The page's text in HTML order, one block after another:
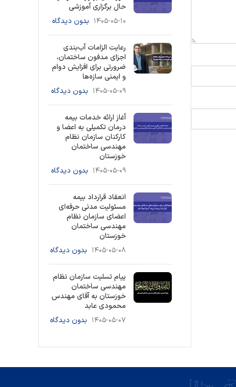
حال برگزاری آموزشی
۱۴۰۵-۰۵-۱۰ بدون دیدگاه
رعایت الزامات آب‌بندی
اجزای مدفون ساختمان،
ضرورتی برای افزایش دوام
و ایمنی سازه‌ها
۱۴۰۵-۰۵-۰۹ بدون دیدگاه
آغاز ارائه خدمات بیمه
درمان تکمیلی به اعضا و
کارکنان سازمان نظام
مهندسی ساختمان
خوزستان
۱۴۰۵-۰۵-۰۹ بدون دیدگاه
انعقاد قرارداد بیمه
مسئولیت مدنی حرفه‌ای
اعضای سازمان نظام
مهندسی ساختمان
خوزستان
۱۴۰۵-۰۵-۰۸ بدون دیدگاه
پیام تسلیت سازمان نظام
مهندسی ساختمان
خوزستان به آقای مهندس
محمودی عابد
۱۴۰۵-۰۵-۰۷ بدون دیدگاه